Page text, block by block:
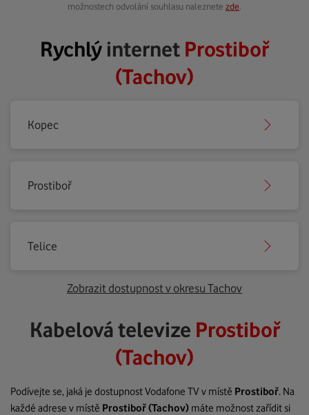
možnostech odvolání souhlasu naleznete zde
Rychlýinternet Prostiboř
(Tachov)
Kopec
Prostiboř
Telice
Zobrazit dostupnost v okresu Tachov
Kabelová televize Prostiboř
(Tachov)
Podívejte se, jaká je dostupnost Vodafone TV v místě Prostiboř. Na
každé adrese v místě Prostiboř(Tachov) máte možnost zařídit si